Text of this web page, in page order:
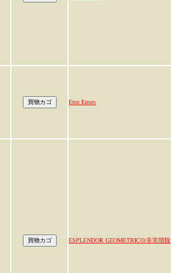
Eros Errors
ESPLENDOR GEOMETRICO/非常階段